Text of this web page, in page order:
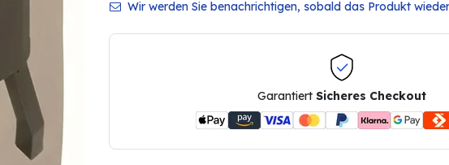
Wir werden Sie benachrichtigen, sobald das Produkt
GarantiertSicheres Checkout